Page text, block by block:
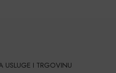
USLUGE I TRGOVINU